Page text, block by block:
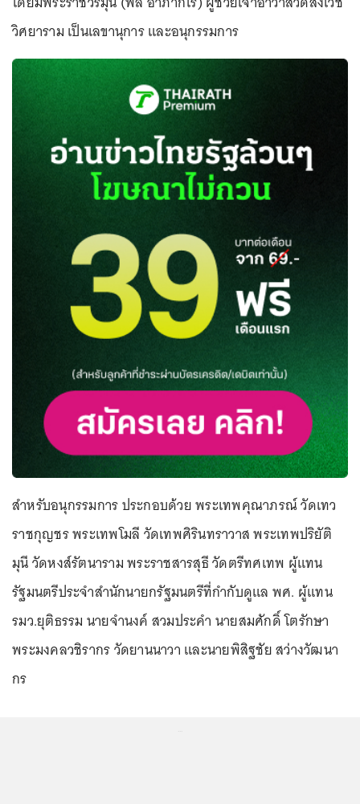
วิศยาราม เป็นเลขานุการ และอนุกรรมการ
สำหรับอนุกรรมการ ประกอบด้วย พระเทพคุณาภรณ์ วัดเทว
ราชกุญชร พระเทพโมลี วัดเทพศิรินทราวาส พระเทพปริยัติ
มุนี วัดหงส์รัตนาราม พระราชสารสุธี วัดตรีทศเทพ ผู้แทน
รัฐมนตรีประจำสำนักนายกรัฐมนตรีที่กำกับดูแล พศ. ผู้แทน
รมว.ยุติธรรม นายจำนงค์ สวมประคำ นายสมศักดิ์ โตรักษา
พระมงคลวชิรากร วัดยานนาวา และนายพิสิฐชัย สว่างวัฒนา
กร